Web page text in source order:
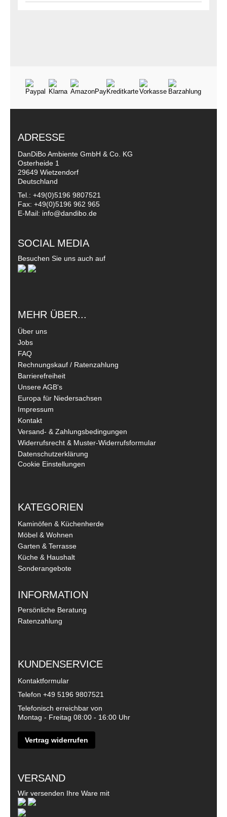
ADRESSE
DanDiBo Ambiente GmbH & Co. KG
Osterheide 1
29649 Wietzendorf
Deutschland
Tel.: +49(0)5196 9807521
Fax: +49(0)5196 962 965
E-Mail: info@dandibo.de
SOCIAL MEDIA
Besuchen Sie uns auch auf
MEHR ÜBER...
Über uns
Jobs
FAQ
Rechnungskauf / Ratenzahlung
Barrierefreiheit
Unsere AGB's
Europa für Niedersachsen
Impressum
Kontakt
Versand- & Zahlungsbedingungen
Widerrufsrecht & Muster-Widerrufsformular
Datenschutzerklärung
Cookie Einstellungen
KATEGORIEN
Kaminöfen & Küchenherde
Möbel & Wohnen
Garten & Terrasse
Küche & Haushalt
Sonderangebote
INFORMATION
Persönliche Beratung
Ratenzahlung
KUNDENSERVICE
Kontaktformular
Telefon +49 5196 9807521
Telefonisch erreichbar von
Montag - Freitag 08:00 - 16:00 Uhr
Vertrag widerrufen
VERSAND
Wir versenden Ihre Ware mit